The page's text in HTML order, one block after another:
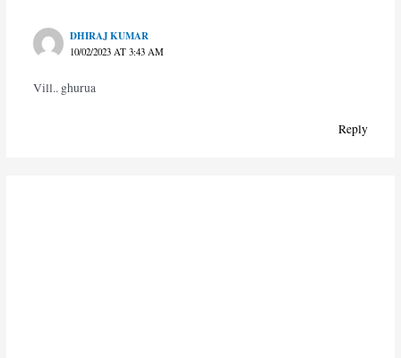
DHIRAJ KUMAR
10/02/2023 AT 3:43 AM
Vill.. ghurua
Reply